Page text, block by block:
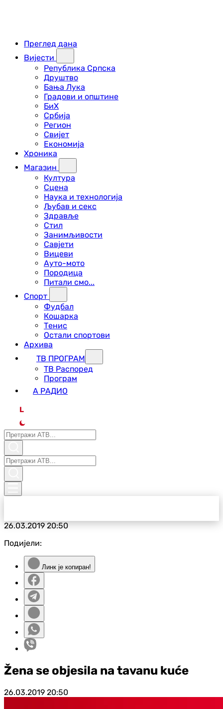
Преглед дана
Вијести
Република Српска
Друштво
Бања Лука
Градови и општине
БиХ
Србија
Регион
Свијет
Економија
Хроника
Магазин
Култура
Сцена
Наука и технологија
Љубав и секс
Здравље
Стил
Занимљивости
Савјети
Вицеви
Ауто-мото
Породица
Питали смо...
Спорт
Фудбал
Кошарка
Тенис
Остали спортови
Архива
ТВ ПРОГРАМ
ТВ Распоред
Програм
А РАДИО
L
26.03.201920:50
Подијели:
Линк је копиран!
Žena se objesila na tavanu kuće
26.03.2019 20:50